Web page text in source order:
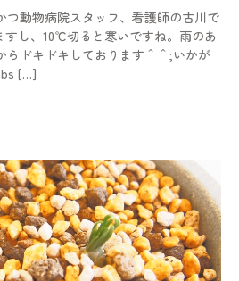
19:00｜木曜休診
321-2565
つ動物病院スタッフ、看護師の古川で
し、10℃切ると寒いですね。雨のあ
らドキドキしております＾＾;いかが
[…]